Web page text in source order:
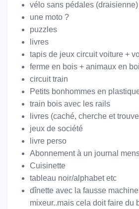
vélo sans pédales (draisienne)
une moto ?
puzzles
livres
tapis de jeux circuit voiture +
ferme en bois + animaux en
circuit train
Petits bonhommes en
train bois avec les rails
livres (caché, cherche et
jeux de société
livre perso
Abonnement à un journal
Cuisinette
tableau noir/alphabet etc
dînette avec la fausse
mixeur..mais cela doit faire du